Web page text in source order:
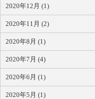
2020年12月 (1)
2020年11月 (2)
2020年8月 (1)
2020年7月 (4)
2020年6月 (1)
2020年5月 (1)